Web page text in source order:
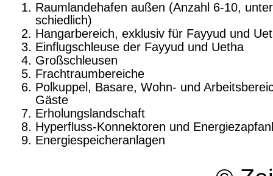
Raumlandehafen außen (Anzahl 6-10,
schiedlich)
Hangarbereich, exklusiv für Fayyud und
Einflugschleuse der Fayyud und Uetha
Großschleusen
Frachtraumbereiche
Polkuppel, Basare, Wohn- und
Gäste
Erholungslandschaft
Hyperfluss-Konnektoren und
Energiespeicheranlagen